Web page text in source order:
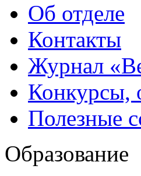
Об отделе
Контакты
Журнал
Конкурсы,
Полезные
Образование